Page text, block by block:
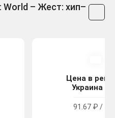
World – Жест: хип–
Цена в
Украина
91.67 ₽ / 50